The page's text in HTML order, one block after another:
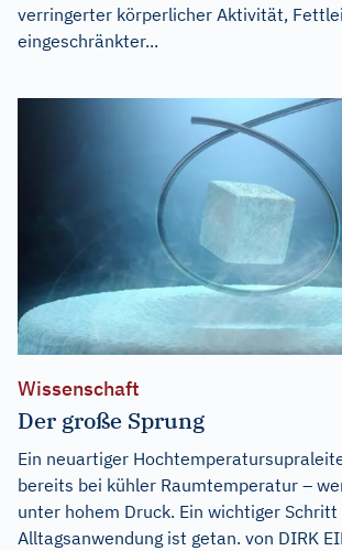
verringerter körperlicher Aktivität,
eingeschränkter...
Wissenschaft
Der große Sprung
Ein neuartiger
bereits bei kühler Raumtemperatur –
unter hohem Druck. Ein wichtiger Schritt
Alltagsanwendung ist getan. von DIRK